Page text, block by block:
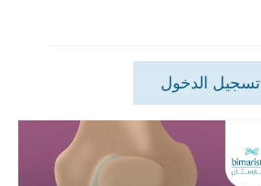
تسجيل الدخول